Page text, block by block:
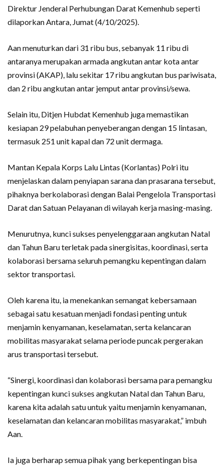
Direktur Jenderal Perhubungan Darat Kemenhub seperti
dilaporkan Antara, Jumat (4/10/2025).
Aan menuturkan dari 31 ribu bus, sebanyak 11 ribu di
antaranya merupakan armada angkutan antar kota antar
provinsi (AKAP), lalu sekitar 17 ribu angkutan bus pariwisata,
dan 2 ribu angkutan antar jemput antar provinsi/sewa.
Selain itu, Ditjen Hubdat Kemenhub juga memastikan
kesiapan 29 pelabuhan penyeberangan dengan 15 lintasan,
termasuk 251 unit kapal dan 72 unit dermaga.
Mantan Kepala Korps Lalu Lintas (Korlantas) Polri itu
menjelaskan dalam penyiapan sarana dan prasarana tersebut,
pihaknya berkolaborasi dengan Balai Pengelola Transportasi
Darat dan Satuan Pelayanan di wilayah kerja masing-masing.
Menurutnya, kunci sukses penyelenggaraan angkutan Natal
dan Tahun Baru terletak pada sinergisitas, koordinasi, serta
kolaborasi bersama seluruh pemangku kepentingan dalam
sektor transportasi.
Oleh karena itu, ia menekankan semangat kebersamaan
sebagai satu kesatuan menjadi fondasi penting untuk
menjamin kenyamanan, keselamatan, serta kelancaran
mobilitas masyarakat selama periode puncak pergerakan
arus transportasi tersebut.
“Sinergi, koordinasi dan kolaborasi bersama para pemangku
kepentingan kunci sukses angkutan Natal dan Tahun Baru,
karena kita adalah satu untuk yaitu menjamin kenyamanan,
keselamatan dan kelancaran mobilitas masyarakat,” imbuh
Aan.
Ia juga berharap semua pihak yang berkepentingan bisa